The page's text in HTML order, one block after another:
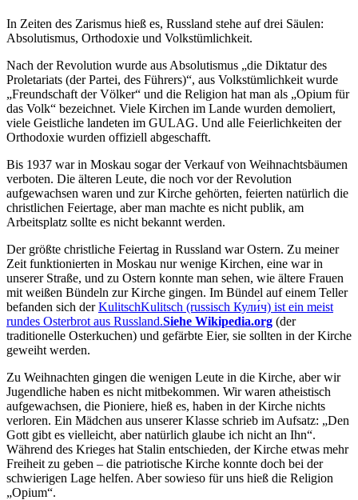
In Zeiten des Zarismus hieß es, Russland stehe auf drei Säulen:
Absolutismus, Orthodoxie und Volkstümlichkeit.
Nach der Revolution wurde aus Absolutismus
die Diktatur des
Proletariats (der Partei, des Führers) , aus Volkstümlichkeit wurde
Freundschaft der Völker
und die Religion hat man als
Opium für
das Volk
bezeichnet. Viele Kirchen im Lande wurden demoliert,
viele Geistliche landeten im GULAG. Und alle Feierlichkeiten der
Orthodoxie wurden offiziell abgeschafft.
Bis 1937 war in Moskau sogar der Verkauf von Weihnachtsbäumen
verboten. Die älteren Leute, die noch vor der Revolution
aufgewachsen waren und zur Kirche gehörten, feierten natürlich die
christlichen Feiertage, aber man machte es nicht publik, am
Arbeitsplatz sollte es nicht bekannt werden.
Der größte christliche Feiertag in Russland war Ostern. Zu meiner
Zeit funktionierten in Moskau nur wenige Kirchen, eine war in
unserer Straße, und zu Ostern konnte man sehen, wie ältere Frauen
mit weißen Bündeln zur Kirche gingen. Im Bündel auf einem Teller
befanden sich derKulitschKulitsch (russisch Кули́ч) ist ein meist
rundes Osterbrot aus Russland.Siehe Wikipedia.org (der
traditionelle Osterkuchen) und gefärbte Eier, sie sollten in der Kirche
geweiht werden.
Zu Weihnachten gingen die wenigen Leute in die Kirche, aber wir
Jugendliche haben es nicht mitbekommen. Wir waren atheistisch
aufgewachsen, die Pioniere, hieß es, haben in der Kirche nichts
verloren. Ein Mädchen aus unserer Klasse schrieb im Aufsatz:
Den
Gott gibt es vielleicht, aber natürlich glaube ich nicht an Ihn .
Während des Krieges hat Stalin entschieden, der Kirche etwas mehr
Freiheit zu geben – die patriotische Kirche konnte doch bei der
schwierigen Lage helfen. Aber sowieso für uns hieß die Religion
Opium .